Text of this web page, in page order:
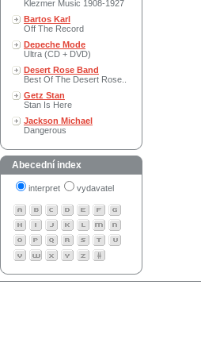
Klezmer Music 1908-1927
Bartos Karl
Off The Record
Depeche Mode
Ultra (CD + DVD)
Desert Rose Band
Best Of The Desert Rose..
Getz Stan
Stan Is Here
Jackson Michael
Dangerous
Abecední index
interpret vydavatel